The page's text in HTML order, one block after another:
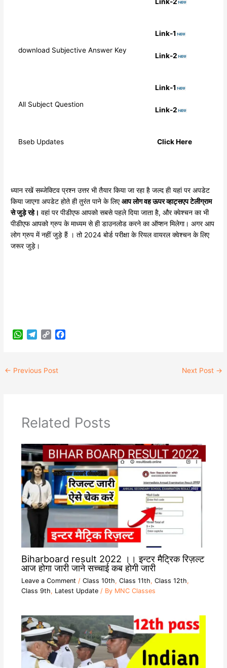
download Subjective Answer Key
Link-1
Link-2
All Subject Question
Link-1
Link-2
Bseb Updates Click Here
ध्यान रखें सब्जेक्टिव प्रश्न उत्तर भी तैयार किया जा रहा है जल्द ही यहां पर अपडेट
किया जाएगा अपडेट होते ही तुरंत पाने के लिएआप लोग वह ऊपर व्हाट्सएप टेलीग्राम
से जुड़े रहे। वहां पर पीडीएफ आपको सबसे पहले दिया जाता है, और क्वेश्चन का भी
पीडीएफ आपको ग्रुप के माध्यम से ही डाउनलोड करने का ऑप्शन मिलेगा। अगर आप
लोग ग्रुप में नहीं जुड़े हैं । तो 2024 बोर्ड परीक्षा के रियल वायरल क्वेश्चन के लिए
जरूर जुड़े।
W
s
g
C
L
← Previous Post Next Post →
Related Posts
Biharboard result 2022 ।। इन्टर मैट्रिक रिज़ल्ट
आज होगा जारी जाने सच्चाई कब होगी जारी
Leave a Comment / Class 10th, Class 11th, Class 12th,
Class 9th, Latest Update/ By MNC Classes